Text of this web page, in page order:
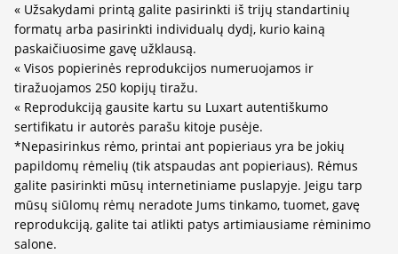
« Užsakydami printą galite pasirinkti iš trijų standartinių
formatų arba pasirinkti individualų dydį, kurio kainą
paskaičiuosime gavę užklausą.
« Visos popierinės reprodukcijos numeruojamos ir
tiražuojamos 250 kopijų tiražu.
« Reprodukciją gausite kartu su Luxart autentiškumo
sertifikatu ir autorės parašu kitoje pusėje.
*Nepasirinkus rėmo, printai ant popieriaus yra be jokių
papildomų rėmelių (tik atspaudas ant popieriaus). Rėmus
galite pasirinkti mūsų internetiniame puslapyje. Jeigu tarp
mūsų siūlomų rėmų neradote Jums tinkamo, tuomet, gavę
reprodukciją, galite tai atlikti patys artimiausiame rėminimo
salone.